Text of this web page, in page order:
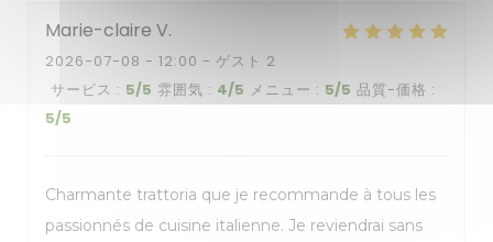
Marie-claire V
2026-07-08 - 12:00 - ゲスト 2
サービス : 5/5 雰囲気 : 4/5 メニュー : 5/5 品質-価格 :
5/5
Charmante trattoria que je recommande à tous les
passionnés de cuisine italienne. Je reviendrai sans